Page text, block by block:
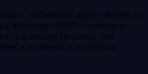
«обменник криптовалют на
Мытищи USDT» стабильно
в поиске Яндекса. Это
к удобным и понятным